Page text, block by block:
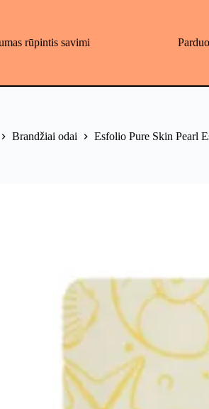
rūpintis savimi
Brandžiai odai Esfolio Pure Skin Pearl